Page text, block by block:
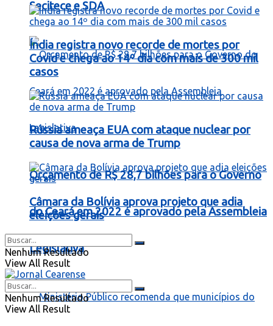
Secitece e SDA
Orçamento de R$ 28,7 bilhões para o Governo
do Ceará em 2022 é aprovado pela Assembleia
Legislativa
Índia registra novo recorde de mortes por
Covid e chega ao 14º dia com mais de 300 mil
casos
Rússia ameaça EUA com ataque nuclear por
causa de nova arma de Trump
Câmara da Bolívia aprova projeto que adia
eleições gerais
Nenhum Resultado
View All Result
Nenhum Resultado
View All Result